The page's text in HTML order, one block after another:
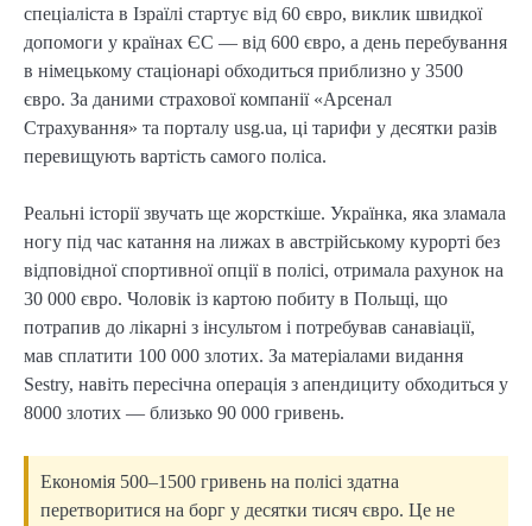
спеціаліста в Ізраїлі стартує від 60 євро, виклик швидкої
допомоги у країнах ЄС — від 600 євро, а день перебування
в німецькому стаціонарі обходиться приблизно у 3500
євро. За даними страхової компанії «Арсенал
Страхування» та порталу usg.ua, ці тарифи у десятки разів
перевищують вартість самого поліса.
Реальні історії звучать ще жорсткіше. Українка, яка зламала
ногу під час катання на лижах в австрійському курорті без
відповідної спортивної опції в полісі, отримала рахунок на
30 000 євро. Чоловік із картою побиту в Польщі, що
потрапив до лікарні з інсультом і потребував санавіації,
мав сплатити 100 000 злотих. За матеріалами видання
Sestry, навіть пересічна операція з апендициту обходиться у
8000 злотих — близько 90 000 гривень.
Економія 500–1500 гривень на полісі здатна
перетворитися на борг у десятки тисяч євро. Це не